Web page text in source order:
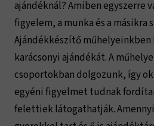
ajándéknál? Amiben egyszerre
figyelem, a munka és a másikra
Ajándékkészítő
karácsonyi ajándékát. A
csoportokban dolgozunk, így
egyéni figyelmet tudnak
felettiek látogathatják.